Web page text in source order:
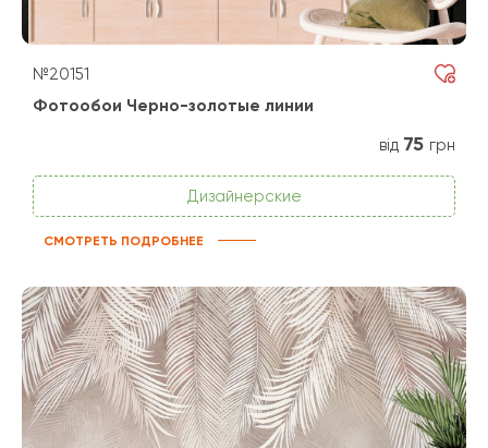
№20151
Фотообои Черно-золотые линии
від 75 грн
Дизайнерские
СМОТРЕТЬ ПОДРОБНЕЕ